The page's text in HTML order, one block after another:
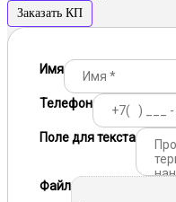
Заказать КП
Имя
Телефон
Поле для текста
Файл